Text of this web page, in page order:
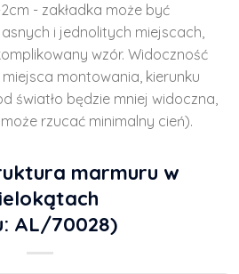
- zakładka może być
i jednolitych miejscach,
wzór. Widoczność
montowania, kierunku
światło będzie mniej widoczna,
rzucać minimalny cień).
marmuru w
AL/70028)